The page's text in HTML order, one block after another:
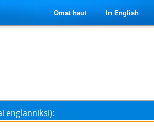
Omat haut In English
englanniksi):